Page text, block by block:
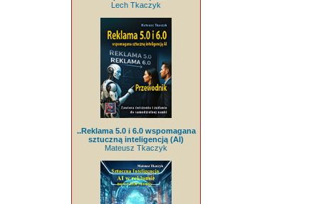
Lech Tkaczyk
..Reklama 5.0 i 6.0 wspomagana
sztuczną inteligencją (AI)
Mateusz Tkaczyk